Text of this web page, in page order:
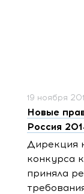
19 ноября
Новые
Россия
Дирекция
конкурса
приняла